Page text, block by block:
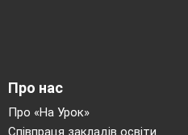
Про нас
Про «На Урок»
Співпраця закладів освіти